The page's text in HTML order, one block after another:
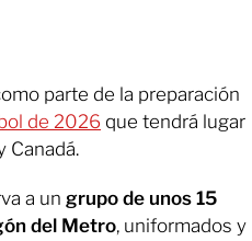
parte de la preparación
de 2026 que tendrá lugar
Canadá.
a un grupo de unos 15
del Metro, uniformados y